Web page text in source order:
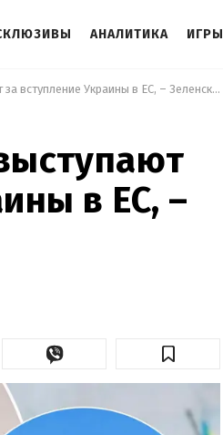
АНАЛИТИКА ИГРЫ
87% португальцев выступают за вступление Украины в ЕС, – Зеленский
в ЕС, –